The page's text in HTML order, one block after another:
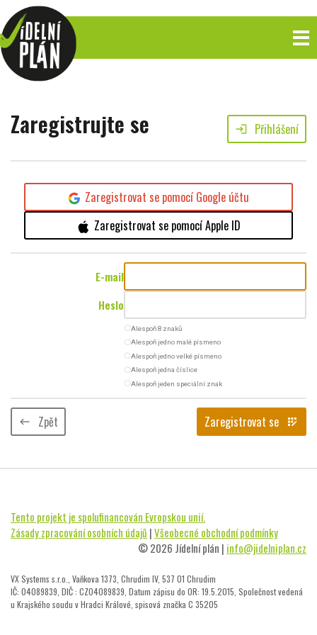
Zaregistrujte se login Přihlášení
Zaregistrovat se pomocí Google účtu
Zaregistrovat se pomocí Apple ID
E-mail
Heslo
radio_button_uncheckedAlespoň 8 znaků
radio_button_uncheckedAlespoň jedno malé písmeno
radio_button_uncheckedAlespoň jedno velké písmeno
radio_button_uncheckedAlespoň jedna číslice
radio_button_uncheckedAlespoň jeden speciální znak
keyboard_backspace Zpět Zaregistrovat se app_registration
Tento projekt je spolufinancován Evropskou unií.
Zásady zpracování osobních údajů |Všeobecné obchodní podmínky
© 2026 Jídelní plán | info@jidelniplan.cz
VX Systems s.r.o., Vaňkova 1373, Chrudim IV, 537 01 Chrudim
IČ: 04089839, DIČ : CZ04089839, Datum zápisu do OR: 19.5.2015, Společnost vedená
u Krajského soudu v Hradci Králové, spisová značka C 35205